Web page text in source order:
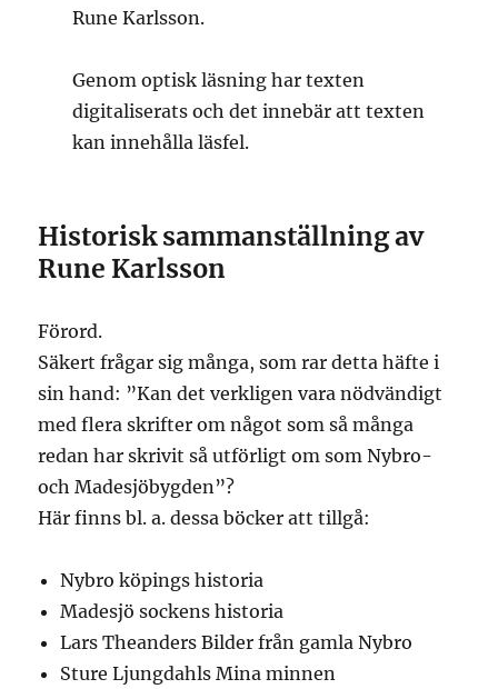
Rune Karlsson.
Genom optisk läsning har texten
digitaliserats och det innebär att texten
kan innehålla läsfel.
Historisk sammanställning av
Rune Karlsson
Förord.
Säkert frågar sig många, som rar detta häfte i
sin hand: ”Kan det verkligen vara nödvändigt
med flera skrifter om något som så många
redan har skrivit så utförligt om som Nybro-
och Madesjöbygden”?
Här finns bl. a. dessa böcker att tillgå:
Nybro köpings historia
Madesjö sockens historia
Lars Theanders Bilder från gamla Nybro
Sture Ljungdahls Mina minnen